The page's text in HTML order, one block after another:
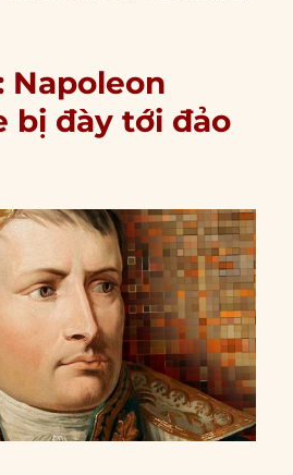
Napoleon
bị đày tới đảo